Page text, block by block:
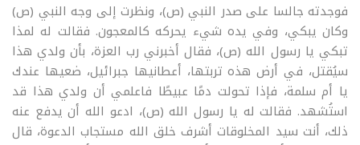
فوجدته جالسا على صدر النبي (ص)، ونظرت إلى وجه النبي (ص)
وكان يبكي، وفي يده شيء يحركه كالمعجون. فقالت له لمذا
تبكي يا رسول الله (ص)، فقال أخبرني رب العزة، بأن ولدي هذا
سيُقتل، في أرض هذه تربتها، أعطانيها جبرائيل، ضعيها عندك
يا أم سلمة، فإذا تحولت دمًا عبيطًا فاعلمي أن ولدي هذا قد
استُشهد. فقالت له يا رسول الله (ص)، ادعو الله أن يدفع عنه
ذلك، أنت سيد المخلوقات أشرف خلق الله مستجاب الدعوة، قال